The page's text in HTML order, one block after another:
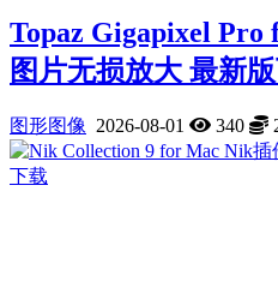
Topaz Gigapixel Pro
图片无损放大 最新
图形图像 2026-08-01 340